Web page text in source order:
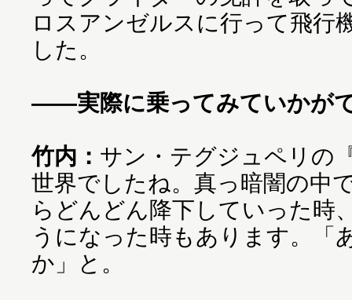
ロスアンゼルスに行って飛行
した。
――実際に乗ってみていかが
竹内： サン・テグジュペリの
世界でしたね。真っ暗闇の中
らどんどん降下していった時
うになった時もあります。「
か」と。